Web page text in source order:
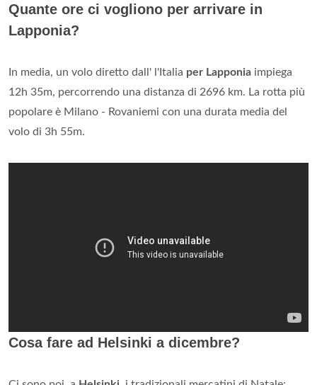
Quante ore ci vogliono per arrivare in
Lapponia?
In media, un volo diretto dall' l'Italia per Lapponia impiega
12h 35m, percorrendo una distanza di 2696 km. La rotta più
popolare è Milano - Rovaniemi con una durata media del
volo di 3h 55m.
Cosa fare ad Helsinki a dicembre?